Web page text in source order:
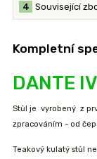
Související
4
Kompletní
DANTE
Stůl je vyrobený z
zpracováním - od
Teakový kulatý stůl